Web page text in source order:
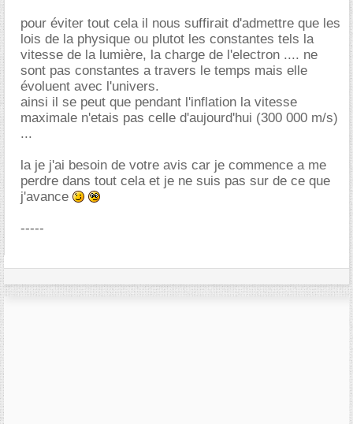
pour éviter tout cela il nous suffirait d'admettre que les
lois de la physique ou plutot les constantes tels la
vitesse de la lumière, la charge de l'electron .... ne
sont pas constantes a travers le temps mais elle
évoluent avec l'univers.
ainsi il se peut que pendant l'inflation la vitesse
maximale n'etais pas celle d'aujourd'hui (300 000 m/s)
...
la je j'ai besoin de votre avis car je commence a me
perdre dans tout cela et je ne suis pas sur de ce que
j'avance
-----